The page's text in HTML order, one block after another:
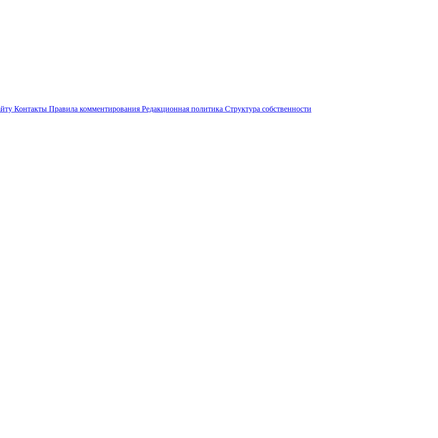
Контакты Правила комментирования Редакционная политика Структура собственности